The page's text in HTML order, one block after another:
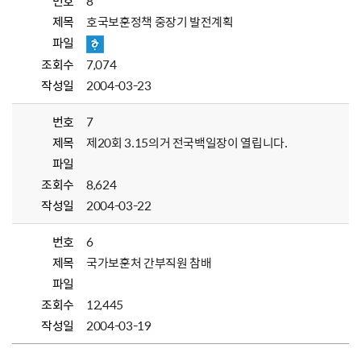
제목
호국보훈정책 중장기 발전계획
파일
조회수
7,074
작성일
2004-03-23
번호
7
제목
제20회 3.15의거 전국백일장이 열립니다.
파일
조회수
8,624
작성일
2004-03-22
번호
6
제목
국가보훈처 간부직원 참배
파일
조회수
12,445
작성일
2004-03-19